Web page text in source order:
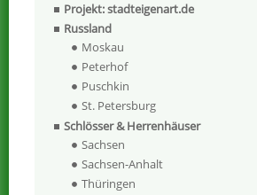
Projekt: stadteigenart.de
Russland
Moskau
Peterhof
Puschkin
St. Petersburg
Schlösser & Herrenhäuser
Sachsen
Sachsen-Anhalt
Thüringen